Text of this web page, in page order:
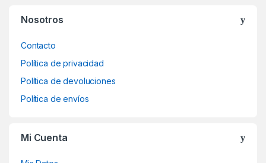
Nosotros
Contacto
Política de privacidad
Política de devoluciones
Política de envíos
Mi Cuenta